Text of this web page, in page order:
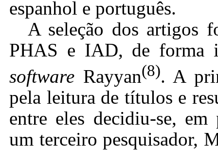
espanhol e português.
A seleção dos artigos
PHAS e IAD, de forma
software Rayyan(8). A
pela leitura de títulos e
entre eles decidiu-se,
um terceiro pesquisador,